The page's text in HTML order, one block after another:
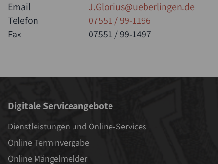
Email
J.Glorius@ueberlingen.de
Telefon
07551 / 99-1196
Fax
07551 / 99-1497
Digitale Serviceangebote
Dienstleistungen und Online-Services
Online Terminvergabe
Online Mängelmelder